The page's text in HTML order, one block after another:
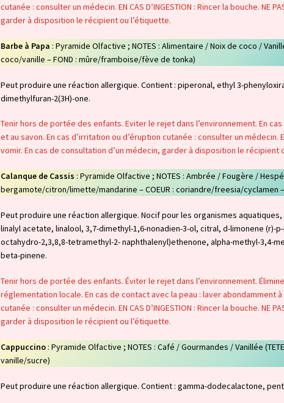
cutanée : consulter un médecin. EN CAS D’INGESTION : Rincer la bouche. NE
garder à disposition le récipient ou l’étiquette.
Barbe à Papa : Pyramide Olfactive ; NOTES : Alimentaire / Noix de coco /
coco/vanille – FOND : mûre/framboise/fève de tonka)
Peut produire une réaction allergique. Contient : piperonal, ethyl 3-
dimethylfuran-2(3H)-one.
Tenir hors de portée des enfants. Eviter le rejet dans l’environnement. En
et au savon. En cas d’irritation ou d’éruption cutanée : consulter un médecin.
vomir. En cas de consultation d’un médecin, garder à disposition le récipient
Calanque de Cassis : Pyramide Olfactive ; NOTES : Ambrée / Fougère /
bergamote/citron/limette/mandarine – COEUR : coriandre/freesia/cyclamen
Peut produire une réaction allergique. Nocif pour les organismes
linalyl acetate, linalool, 3,7-dimethyl-1,6-nonadien-3-ol, citral, d-limonene (r)-
octahydro-2,3,8,8-tetramethyl-2- naphthalenyl)ethenone, alpha-methyl-3,4-
beta-pinene.
Tenir hors de portée des enfants. Éviter le rejet dans l’environnement.
réglementation locale. En cas de contact avec la peau : laver abondamment à
cutanée : consulter un médecin. EN CAS D’INGESTION : Rincer la bouche. NE
garder à disposition le récipient ou l’étiquette.
Cappuccino: Pyramide Olfactive ; NOTES : Café / Gourmandes / Vanillée
vanille/sucre)
Peut produire une réaction allergique. Contient : gamma-dodecalactone,